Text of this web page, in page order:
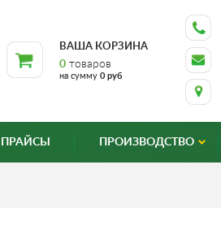
ВАША КОРЗИНА
0 товаров
на сумму 0 руб
ПРАЙСЫ ПРОИЗВОДСТВО